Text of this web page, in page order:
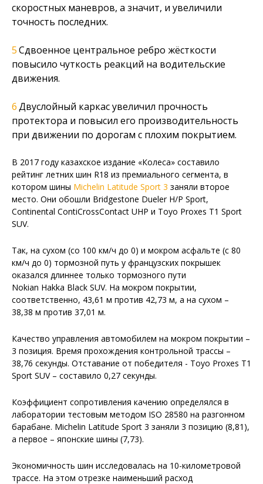
скоростных маневров, а значит, и увеличили
точность последних.
Сдвоенное центральное ребро жёсткости
повысило чуткость реакций на водительские
движения.
Двуслойный каркас увеличил прочность
протектора и повысил его производительность
при движении по дорогам с плохим покрытием.
В 2017 году казахское издание «Колеса» составило
рейтинг летних шин R18 из премиального сегмента, в
котором шины Michelin Latitude Sport 3 заняли второе
место. Они обошли Bridgestone Dueler H/P Sport,
Continental ContiCrossContact UHP и Toyo Proxes T1 Sport
SUV.
Так, на сухом (со 100 км/ч до 0) и мокром асфальте (с 80
км/ч до 0) тормозной путь у французских покрышек
оказался длиннее только тормозного пути
Nokian Hakka Black SUV. На мокром покрытии,
соответственно, 43,61 м против 42,73 м, а на сухом –
38,38 м против 37,01 м.
Качество управления автомобилем на мокром покрытии –
3 позиция. Время прохождения контрольной трассы –
38,76 секунды. Отставание от победителя - Toyo Proxes T1
Sport SUV – составило 0,27 секунды.
Коэффициент сопротивления качению определялся в
лаборатории тестовым методом ISO 28580 на разгонном
барабане. Michelin Latitude Sport 3 заняли 3 позицию (8,81),
а первое – японские шины (7,73).
Экономичность шин исследовалась на 10-километровой
трассе. На этом отрезке наименьший расход